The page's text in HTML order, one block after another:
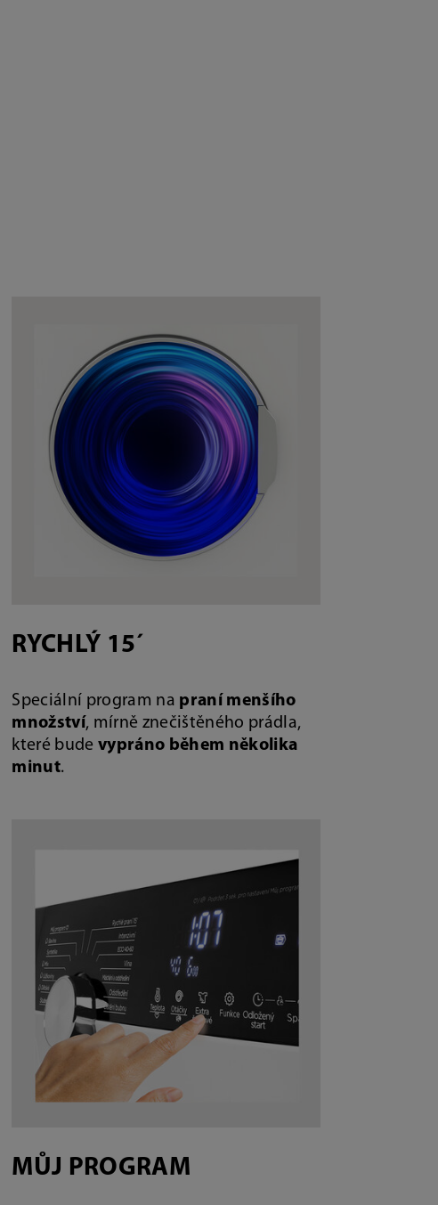
RYCHLÝ 15´
Speciální program na praní menšího
množství, mírně znečištěného prádla,
které bude vypráno během několika
minut.
MŮJ PROGRAM